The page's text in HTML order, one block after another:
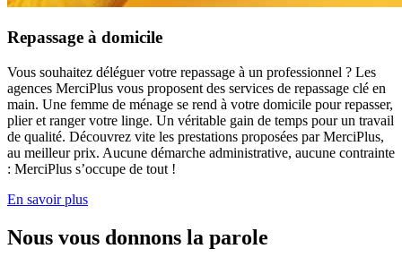
Repassage à domicile
Vous souhaitez déléguer votre repassage à un professionnel ? Les
agences MerciPlus vous proposent des services de repassage clé en
main. Une femme de ménage se rend à votre domicile pour repasser,
plier et ranger votre linge. Un véritable gain de temps pour un travail
de qualité. Découvrez vite les prestations proposées par MerciPlus,
au meilleur prix. Aucune démarche administrative, aucune contrainte
: MerciPlus s’occupe de tout !
En savoir plus
Nous vous donnons la parole